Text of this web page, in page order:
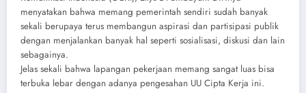
menyatakan bahwa memang pemerintah sendiri sudah banyak
sekali berupaya terus membangun aspirasi dan partisipasi publik
dengan menjalankan banyak hal seperti sosialisasi, diskusi dan lain
sebagainya.
Jelas sekali bahwa lapangan pekerjaan memang sangat luas bisa
terbuka lebar dengan adanya pengesahan UU Cipta Kerja ini.